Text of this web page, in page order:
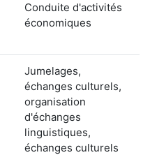
Conduite d'activités
économiques
Jumelages,
échanges culturels,
organisation
d'échanges
linguistiques,
échanges culturels